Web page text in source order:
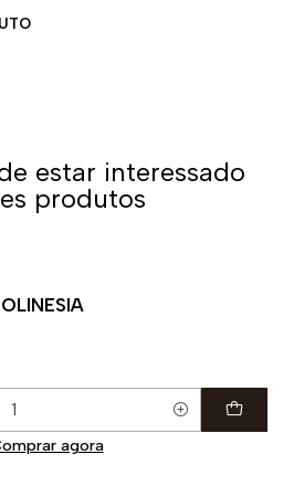
seguro e adaptável
para uso diário em
A densidade específica do
estar interessado
produtos
agora